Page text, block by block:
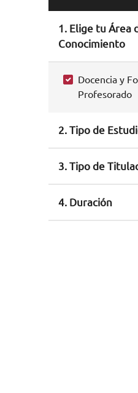
1. Elige tu Área
Conocimiento
Docencia y
Profesorado
2. Tipo de
3. Tipo de
4. Duración